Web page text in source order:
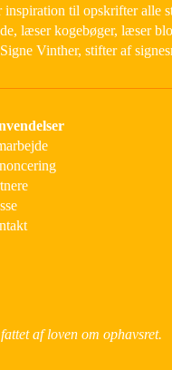
inspiration til opskrifter alle
læser kogebøger, læser
Vinther, stifter af
af loven om ophavsret.